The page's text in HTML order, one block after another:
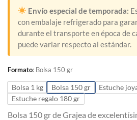
3,20€
hasta
16,65€
Envío especial de temporada:
con embalaje refrigerado para
durante el transporte en época de
puede variar respecto al estándar.
Formato: Bolsa 150 gr
Bolsa 1 kg Bolsa 150 gr
Estuche
Estuche regalo 180 gr
Bolsa 150 gr de Grajea de